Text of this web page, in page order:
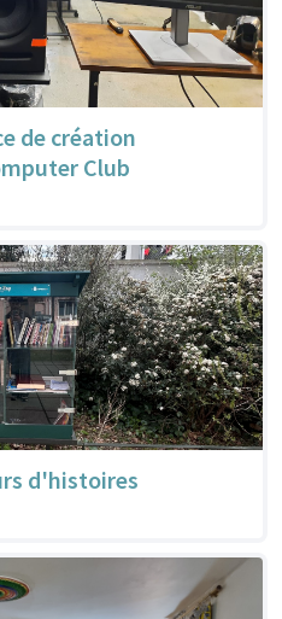
de création
Club
d'histoires